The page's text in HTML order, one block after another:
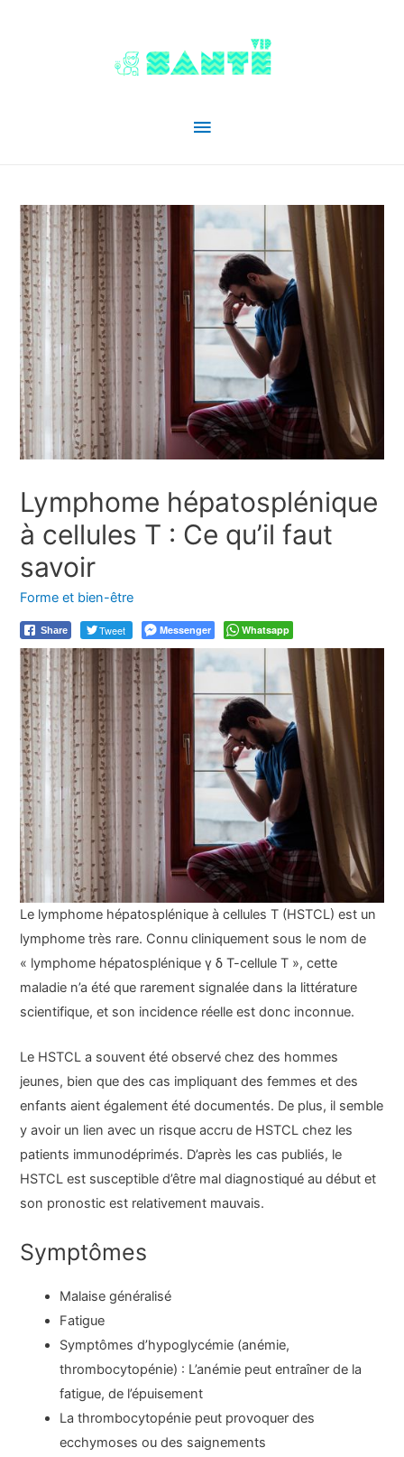
Menu
Lymphome hépatosplénique
à cellules T : Ce qu’il faut
savoir
Forme et bien-être
Share Tweet Messenger Whatsapp
Le lymphome hépatosplénique à cellules T (HSTCL) est un
lymphome très rare. Connu cliniquement sous le nom de
« lymphome hépatosplénique γ δ T-cellule T », cette
maladie n’a été que rarement signalée dans la littérature
scientifique, et son incidence réelle est donc inconnue.
Le HSTCL a souvent été observé chez des hommes
jeunes, bien que des cas impliquant des femmes et des
enfants aient également été documentés. De plus, il semble
y avoir un lien avec un risque accru de HSTCL chez les
patients immunodéprimés. D’après les cas publiés, le
HSTCL est susceptible d’être mal diagnostiqué au début et
son pronostic est relativement mauvais.
Symptômes
Malaise généralisé
Fatigue
Symptômes d’hypoglycémie (anémie,
thrombocytopénie) : L’anémie peut entraîner de la
fatigue, de l’épuisement
La thrombocytopénie peut provoquer des
ecchymoses ou des saignements